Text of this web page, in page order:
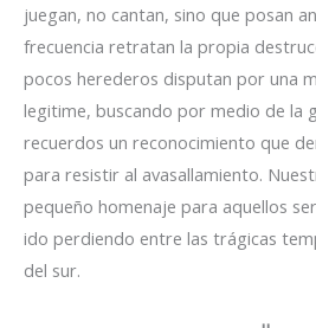
juegan, no cantan, sino que posan
frecuencia retratan la propia
pocos herederos disputan por una
legitime, buscando por medio de la
recuerdos un reconocimiento que
para resistir al avasallamiento.
pequeño homenaje para aquellos
ido perdiendo entre las trágicas
del sur.